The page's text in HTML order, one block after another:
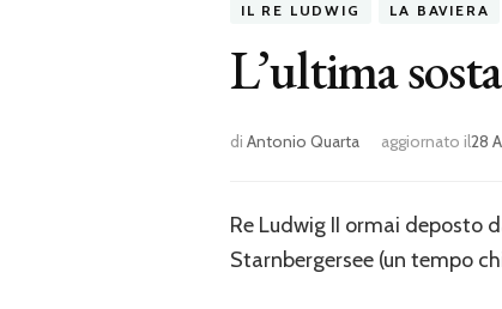
IL RE LUDWIG LA BAVIERA
L’ultima
di Antonio Quarta aggiornato il28
Re Ludwig II ormai deposto
Starnbergersee (un tempo